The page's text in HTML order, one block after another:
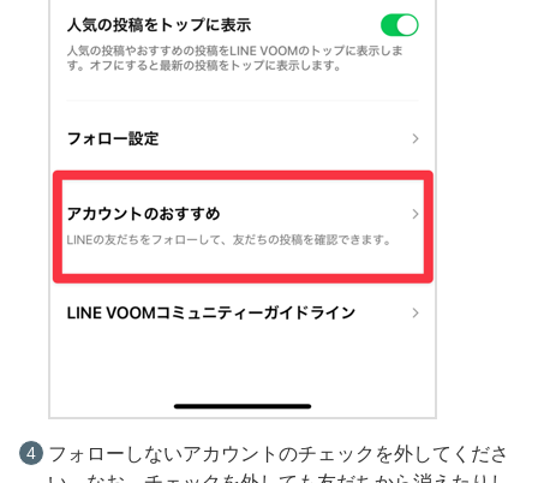
フォローしないアカウントのチェックを外してくださ